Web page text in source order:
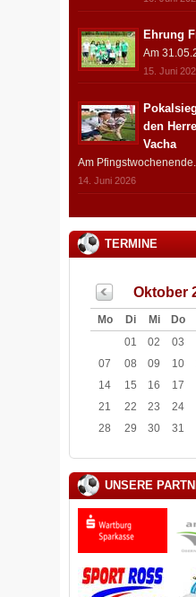
Ehrung
Am
15. Juni
den
Vacha
Am
14. Juni 2026
TERMINE
Oktober
Mo Di Mi Do
01
02 03
07
08 09 10
14
15 16 17
21
22 23 24
28
29 30 31
UNSERE